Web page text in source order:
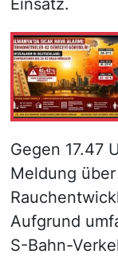
Einsatz.
Gegen 17.47
Meldung
Aufgrund
S-Bahn-